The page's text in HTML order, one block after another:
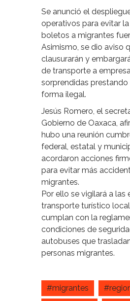
Se anunció el
operativos para evitar
boletos a migrantes
Asimismo, se dio aviso
clausurarán y
de transporte a
sorprendidas prestando
forma ilegal.
Jesús Romero, el
Gobierno de Oaxaca,
hubo una reunión
federal, estatal y
acordaron acciones
para evitar más
migrantes.
Por ello se vigilará a las
transporte turístico
cumplan con la
condiciones de
autobuses que
personas migrantes.
#migrantes